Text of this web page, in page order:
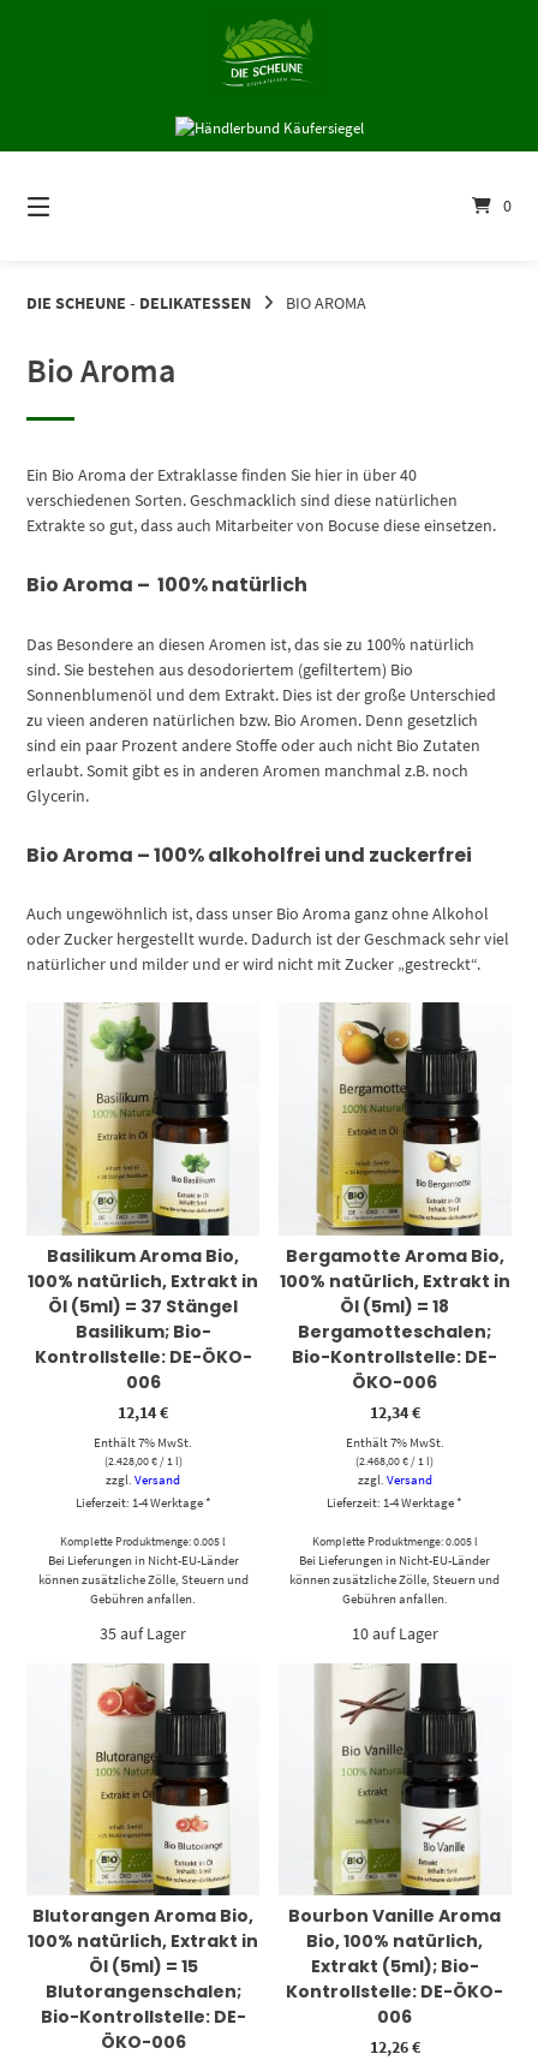
0
DIE SCHEUNE - DELIKATESSEN BIO AROMA
Bio Aroma
Ein Bio Aroma der Extraklasse finden Sie hier in über 40
verschiedenen Sorten. Geschmacklich sind diese natürlichen
Extrakte so gut, dass auch Mitarbeiter von Bocuse diese einsetzen.
Bio Aroma – 100% natürlich
Das Besondere an diesen Aromen ist, das sie zu 100% natürlich
sind. Sie bestehen aus desodoriertem (gefiltertem) Bio
Sonnenblumenöl und dem Extrakt. Dies ist der große Unterschied
zu vieen anderen natürlichen bzw. Bio Aromen. Denn gesetzlich
sind ein paar Prozent andere Stoffe oder auch nicht Bio Zutaten
erlaubt. Somit gibt es in anderen Aromen manchmal z.B. noch
Glycerin.
Bio Aroma – 100% alkoholfrei und zuckerfrei
Auch ungewöhnlich ist, dass unser Bio Aroma ganz ohne Alkohol
oder Zucker hergestellt wurde. Dadurch ist der Geschmack sehr viel
natürlicher und milder und er wird nicht mit Zucker „gestreckt“.
Basilikum Aroma Bio,
100% natürlich, Extrakt in
Öl (5ml) = 37 Stängel
Basilikum; Bio-
Kontrollstelle: DE-ÖKO-
006
12,14€
Enthält 7% MwSt.
(2.428,00€/ 1 l)
zzgl.Versand
Lieferzeit: 1-4 Werktage *
Komplette Produktmenge: 0.005 l
Bei Lieferungen in Nicht-EU-Länder
können zusätzliche Zölle, Steuern und
Gebühren anfallen.
35 auf Lager
Bergamotte Aroma Bio,
100% natürlich, Extrakt in
Öl (5ml) = 18
Bergamotteschalen;
Bio-Kontrollstelle: DE-
ÖKO-006
12,34€
Enthält 7% MwSt.
(2.468,00€/ 1 l)
zzgl. Versand
Lieferzeit: 1-4 Werktage *
Komplette Produktmenge: 0.005 l
Bei Lieferungen in Nicht-EU-Länder
können zusätzliche Zölle, Steuern und
Gebühren anfallen.
10 auf Lager
Blutorangen Aroma Bio,
100% natürlich, Extrakt in
Öl (5ml) = 15
Blutorangenschalen;
Bio-Kontrollstelle: DE-
ÖKO-006
Bourbon Vanille Aroma
Bio, 100% natürlich,
Extrakt (5ml); Bio-
Kontrollstelle: DE-ÖKO-
006
12,26€